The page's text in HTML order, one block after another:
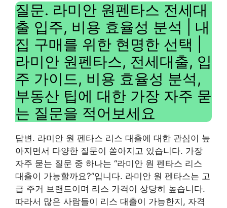
질문. 라미안 원펜타스 전세대
출 입주, 비용 효율성 분석 | 내
집 구매를 위한 현명한 선택 |
라미안 원펜타스, 전세대출, 입
주 가이드, 비용 효율성 분석,
부동산 팁에 대한 가장 자주 묻
는 질문을 적어보세요
답변. 라미안 원 펜타스 리스 대출에 대한 관심이 높
아지면서 다양한 질문이 쏟아지고 있습니다. 가장
자주 묻는 질문 중 하나는 “라미안 원 펜타스 리스
대출이 가능할까요?”입니다. 라미안 원 펜타스는 고
급 주거 브랜드이며 리스 가격이 상당히 높습니다.
따라서 많은 사람들이 리스 대출이 가능한지, 자격